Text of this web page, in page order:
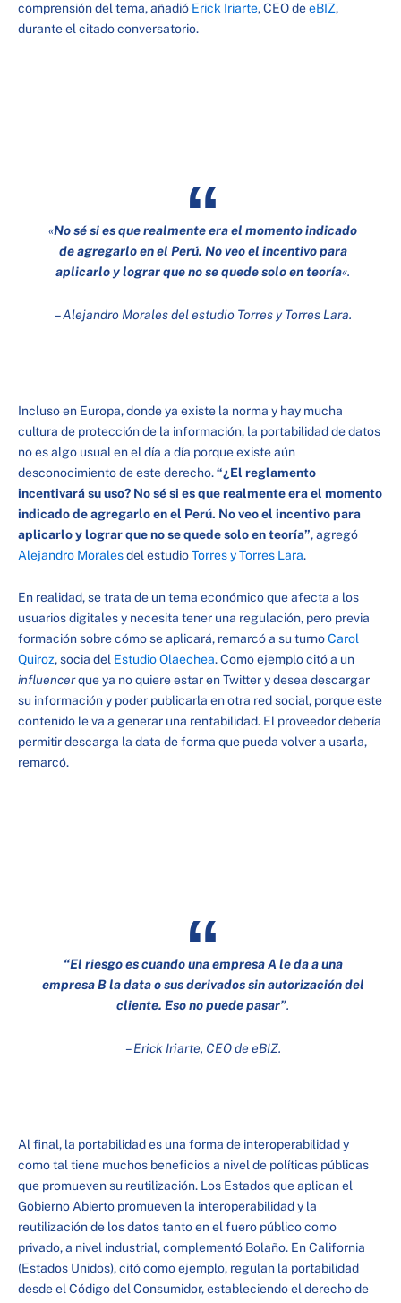
comprensión del tema, añadió Erick Iriarte, CEO deeBIZ,
durante el citado conversatorio.
«No sé si es que realmente era el momento indicado
de agregarlo en el Perú. No veo el incentivo para
aplicarlo y lograr que no se quede solo en teoría«.
– Alejandro Morales del estudio Torres y Torres Lara.
Incluso en Europa, donde ya existe la norma y hay mucha
cultura de protección de la información, la portabilidad de datos
no es algo usual en el día a día porque existe aún
desconocimiento de este derecho.“¿El reglamento
incentivará su uso? No sé si es que realmente era el momento
indicado de agregarlo en el Perú. No veo el incentivo para
aplicarlo y lograr que no se quede solo en teoría”, agregó
Alejandro Moralesdel estudioTorres y Torres Lara.
En realidad, se trata de un tema económico que afecta a los
usuarios digitales y necesita tener una regulación, pero previa
formación sobre cómo se aplicará, remarcó a su turnoCarol
Quiroz, socia del Estudio Olaechea. Como ejemplo citó a un
influencerque ya no quiere estar en Twitter y desea descargar
su información y poder publicarla en otra red social, porque este
contenido le va a generar una rentabilidad. El proveedor debería
permitir descarga la data de forma que pueda volver a usarla,
remarcó.
“El riesgo es cuando una empresa A le da a una
empresa B la data o sus derivados sin autorización del
cliente. Eso no puede pasar”.
– Erick Iriarte, CEO de eBIZ.
Al final, la portabilidad es una forma de interoperabilidad y
como tal tiene muchos beneficios a nivel de políticas públicas
que promueven su reutilización. Los Estados que aplican el
Gobierno Abierto promueven la interoperabilidad y la
reutilización de los datos tanto en el fuero público como
privado, a nivel industrial, complementó Bolaño. En California
(Estados Unidos), citó como ejemplo, regulan la portabilidad
desde el Código del Consumidor, estableciendo el derecho de